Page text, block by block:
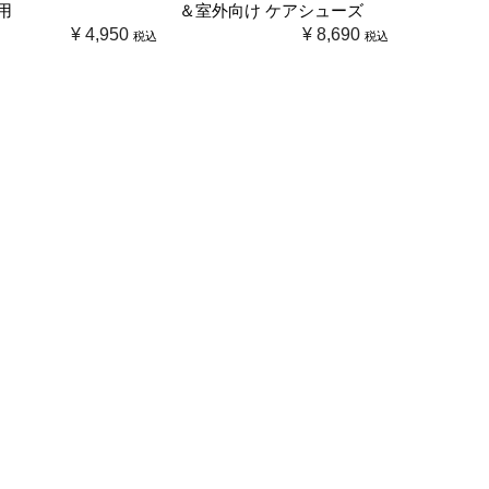
¥ 4,950 税込
＆室外向け ケアシューズ
¥ 8,690 税込